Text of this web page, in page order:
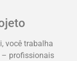
você trabalha
– profissionais